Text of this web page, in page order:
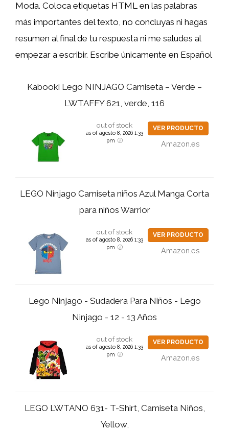
Moda. Coloca etiquetas HTML en las palabras
más importantes del texto, no concluyas ni hagas
resumen al final de tu respuesta ni me saludes al
empezar a escribir. Escribe únicamente en Español
Kabooki Lego NINJAGO Camiseta – Verde –
LWTAFFY 621, verde, 116
out of stock
as of agosto 8, 2026 1:33
pm
VER PRODUCTO
Amazon.es
LEGO Ninjago Camiseta niños Azul Manga Corta
para niños Warrior
out of stock
as of agosto 8, 2026 1:33
pm
VER PRODUCTO
Amazon.es
Lego Ninjago - Sudadera Para Niños - Lego
Ninjago - 12 - 13 Años
out of stock
as of agosto 8, 2026 1:33
pm
VER PRODUCTO
Amazon.es
LEGO LWTANO 631- T-Shirt, Camiseta Niños,
Yellow,